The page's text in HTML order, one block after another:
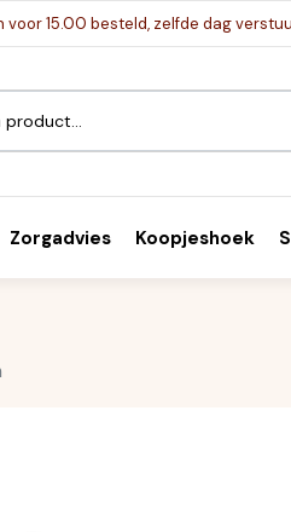
voor 15.00 besteld, zelfde dag
Zorgadvies Koopjeshoek